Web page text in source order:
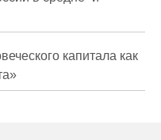
капитала как